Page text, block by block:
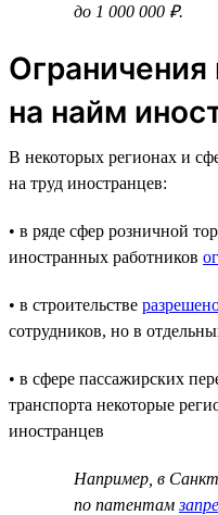
до 1 000 000 ₽.
Ограничения
на найм
В некоторых регионах и
на труд иностранцев:
• в ряде сфер розничной
иностранных работников
• в строительстве
сотрудников, но в
• в сфере пассажирских
транспорта некоторые
иностранцев
Например, в
по патентам